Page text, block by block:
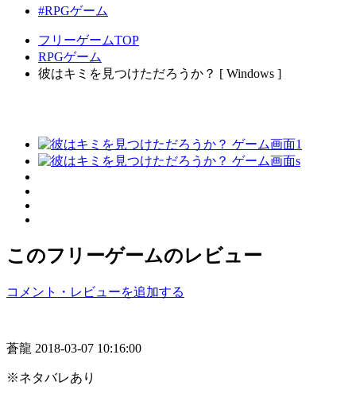
#RPGゲーム
フリーゲームTOP
RPGゲーム
彼はキミを見つけただろうか？ [ Windows ]
このフリーゲームのレビュー
コメント・レビューを追加する
蒼龍 2018-03-07 10:16:00
※ネタバレあり